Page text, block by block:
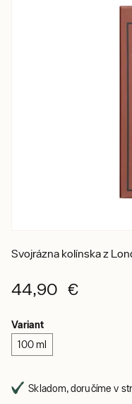
Svojrázna kolínska z
44,90 €
Variant
100 ml
Skladom, doručíme v